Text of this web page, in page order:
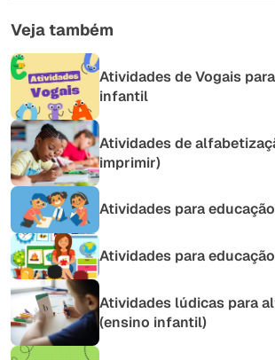
Veja também
Atividades de Vogais
infantil
Atividades de
imprimir)
Atividades para
Atividades para
Atividades lúdicas para
(ensino infantil)